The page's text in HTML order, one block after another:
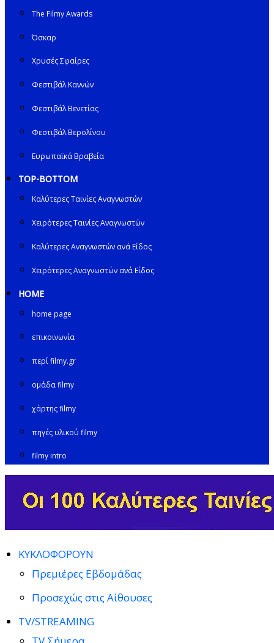
The Filmy Awards
Όσκαρ
Χρυσές Σφαίρες
Φεστιβάλ Καννών
Φεστιβάλ Βενετίας
Φεστιβάλ Βερολίνου
Ευρωπαϊκά Βραβεία
TOP-BOTTOM
Καλύτερες Ταινίες Αναγνωστών
Χειρότερες Ταινίες Αναγνωστών
Καλύτερες Αναγνωστών ανά Είδος
Χειρότερες Αναγνωστών ανά Είδος
HOME
home page
επικοινωνία
περί filmy.gr
ομάδα filmy
χάρτης filmy
πηγές υλικού filmy
filmy intro
ΚΥΚΛΟΦΟΡΟΥΝ
Πρεμιέρες Εβδομάδας
Προσεχώς στις Αίθουσες
TV/STREAMING